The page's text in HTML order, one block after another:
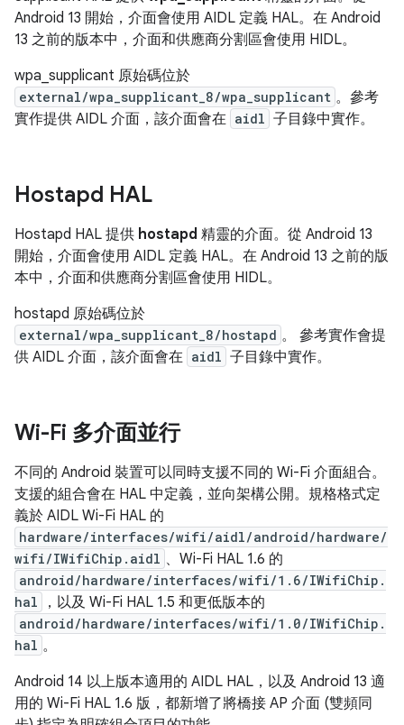
Android 13 開始，介面會使用 AIDL 定義 HAL。在 Android
13 之前的版本中，介面和供應商分割區會使用 HIDL。
wpa_supplicant 原始碼位於
external/wpa_supplicant_8/wpa_supplicant 。參考
實作提供 AIDL 介面，該介面會在 aidl 子目錄中實作。
Hostapd HAL
Hostapd HAL 提供 hostapd 精靈的介面。從 Android 13
開始，介面會使用 AIDL 定義 HAL。在 Android 13 之前的版
本中，介面和供應商分割區會使用 HIDL。
hostapd 原始碼位於
external/wpa_supplicant_8/hostapd 。 參考實作會提
供 AIDL 介面，該介面會在 aidl 子目錄中實作。
Wi-Fi 多介面並行
不同的 Android 裝置可以同時支援不同的 Wi-Fi 介面組合。
支援的組合會在 HAL 中定義，並向架構公開。規格格式定
義於 AIDL Wi-Fi HAL 的
hardware/interfaces/wifi/aidl/android/hardware/
wifi/IWifiChip.aidl 、Wi-Fi HAL 1.6 的
android/hardware/interfaces/wifi/1.6/IWifiChip.
hal
，以及 Wi-Fi HAL 1.5 和更低版本的
android/hardware/interfaces/wifi/1.0/IWifiChip.
hal 。
Android 14 以上版本適用的 AIDL HAL，以及 Android 13 適
用的 Wi-Fi HAL 1.6 版，都新增了將橋接 AP 介面 (雙頻同